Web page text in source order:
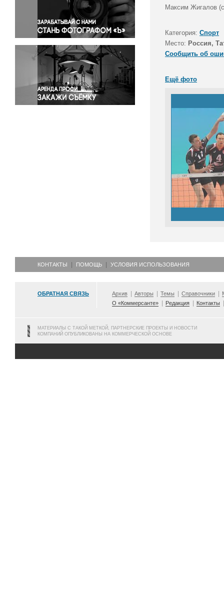
Правосудие
Происшествия и конфликты
Религия
Светская жизнь
Спорт
Экология
Экономика и бизнес
Максим Жигалов
Категория: Спорт
Место: Россия,
Сообщить об
Ещё фото
КОНТАКТЫ ПОМОЩЬ УСЛОВИЯ ИСПОЛЬЗОВАНИЯ
ОБРАТНАЯ СВЯЗЬ Архив Авторы Темы Справочники
О «Коммерсанте»
Редакция Контакты
МАТЕРИАЛЫ С ТАКОЙ МЕТКОЙ, ПАРТНЕРСКИЕ ПРОЕКТЫ И НОВОСТИ
КОМПАНИЙ ОПУБЛИКОВАНЫ НА КОММЕРЧЕСКОЙ ОСНОВЕ